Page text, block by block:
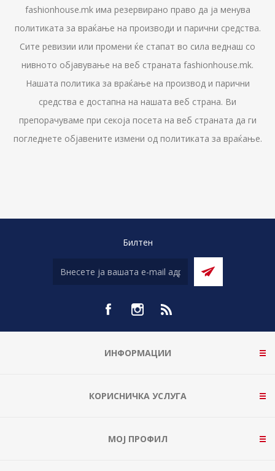
fashionhouse.mk има резервирано право да ја менува
политиката за враќање на производи и парични средства.
Сите ревизии или промени ќе стапат во сила веднаш со
нивното објавување на веб страната fashionhouse.mk.
Нашата политика за враќање на производ и парични
средства е достапна на нашата веб страна. Ви
препорачуваме при секоја посета на веб страната да ги
погледнете објавените измени од политиката за враќање.
Билтен
ИНФОРМАЦИИ
КОРИСНИЧКА УСЛУГА
МОЈ ПРОФИЛ